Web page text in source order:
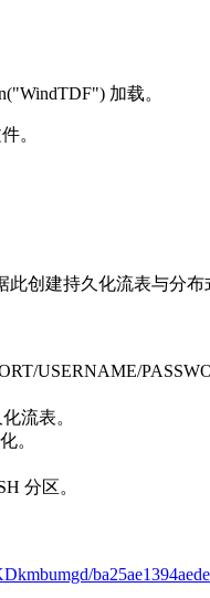
加载。
。
创建持久化流表与分布
USERNAME/
流表。
。
分区。